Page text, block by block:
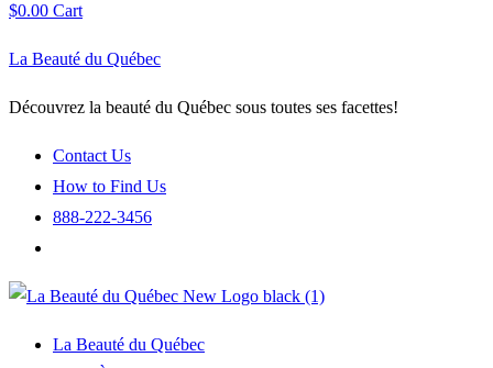
$0.00 Cart
La Beauté du Québec
Découvrez la beauté du Québec sous toutes ses facettes!
Contact Us
How to Find Us
888-222-3456
La Beauté du Québec